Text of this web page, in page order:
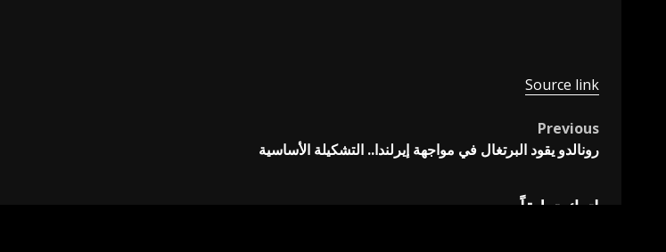
Source link
Post
navigation
Previous
رونالدو يقود البرتغال في مواجهة إيرلندا.. التشكيلة الأساسية
اترك تعليقاً